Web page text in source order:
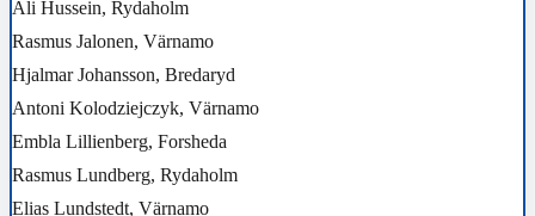
Ali Hussein, Rydaholm
Rasmus Jalonen, Värnamo
Hjalmar Johansson, Bredaryd
Antoni Kolodziejczyk, Värnamo
Embla Lillienberg, Forsheda
Rasmus Lundberg, Rydaholm
Elias Lundstedt, Värnamo